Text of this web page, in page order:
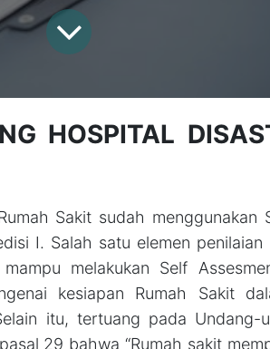
HOSPITAL
Sakit sudah menggunakan
I. Salah satu elemen penilaian
melakukan Self
kesiapan Rumah Sakit
itu, tertuang pada Undang-
29 bahwa “Rumah sakit